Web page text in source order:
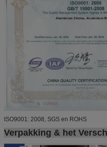
ISO9001: 2008, SGS en ROHS
Verpakking & het